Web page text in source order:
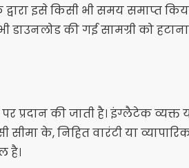
इसे किसी भी समय समाप्त
की गई सामग्री को हटाना
की जाती है। इंग्लैटेक व्यक्त
के, निहित वारंटी या
है।